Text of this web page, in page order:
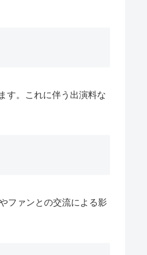
す。これに伴う出演料な
ファンとの交流による影